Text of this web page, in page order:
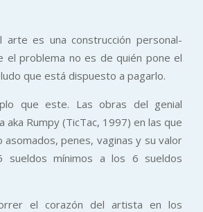
arte es una construcción personal-
el problema no es de quién pone el
que está dispuesto a pagarlo.
que este. Las obras del genial
aka Rumpy (TicTac, 1997) en las que
asomados, penes, vaginas y su valor
sueldos mínimos a los 6 sueldos
el corazón del artista en los